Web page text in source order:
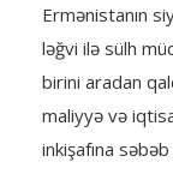
Ermənistanın
ləğvi ilə sülh
birini aradan
maliyyə və
inkişafına